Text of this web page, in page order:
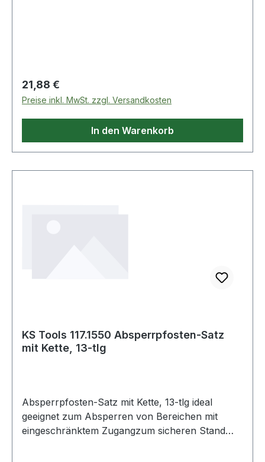
Regulärer Preis:
21,88 €
Preise inkl. MwSt. zzgl. Versandkosten
In den Warenkorb
KS Tools 117.1550 Absperrpfosten-Satz
mit Kette, 13-tlg
Absperrpfosten-Satz mit Kette, 13-tlg ideal
geeignet zum Absperren von Bereichen mit
eingeschränktem Zugangzum sicheren Stand